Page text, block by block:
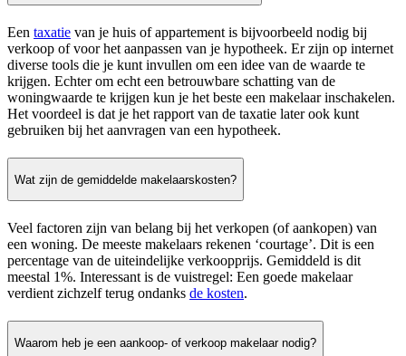
Een taxatie van je huis of appartement is bijvoorbeeld nodig bij
verkoop of voor het aanpassen van je hypotheek. Er zijn op internet
diverse tools die je kunt invullen om een idee van de waarde te
krijgen. Echter om echt een betrouwbare schatting van de
woningwaarde te krijgen kun je het beste een makelaar inschakelen.
Het voordeel is dat je het rapport van de taxatie later ook kunt
gebruiken bij het aanvragen van een hypotheek.
Wat zijn de gemiddelde makelaarskosten?
Veel factoren zijn van belang bij het verkopen (of aankopen) van
een woning. De meeste makelaars rekenen ‘courtage’. Dit is een
percentage van de uiteindelijke verkoopprijs. Gemiddeld is dit
meestal 1%. Interessant is de vuistregel: Een goede makelaar
verdient zichzelf terug ondanks de kosten.
Waarom heb je een aankoop- of verkoop makelaar nodig?